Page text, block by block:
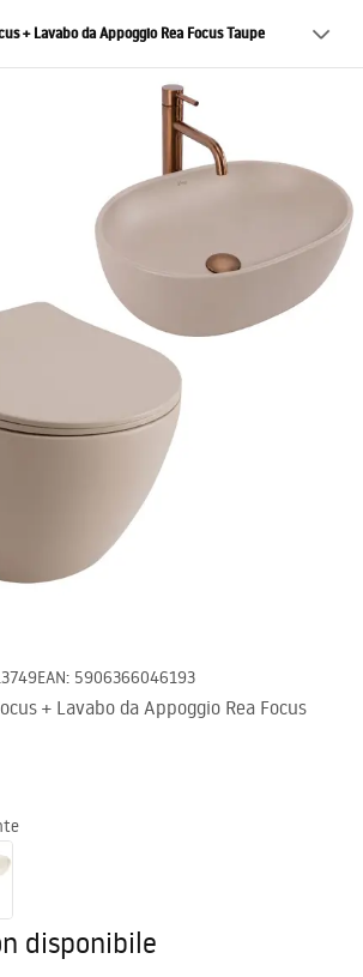
+ Lavabo da Appoggio Rea Focus Taupe
EAN: 5906366046193
+ Lavabo da Appoggio Rea Focus
disponibile